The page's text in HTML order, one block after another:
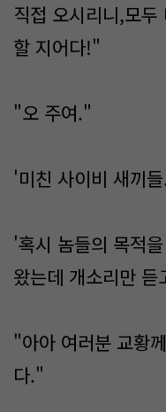
직접 오시리니,모
할 지어다!"
"오 주여."
'미친 사이비 새끼
'혹시 놈들의 목적
왔는데 개소리만 듣
"아아 여러분 교황
다."